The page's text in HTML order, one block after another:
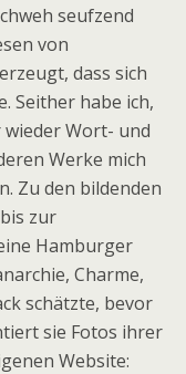
seufzend
von
dass sich
Seither habe ich,
Wort- und
Werke mich
Zu den bildenden
zur
Hamburger
Charme,
schätzte, bevor
sie Fotos ihrer
Website: